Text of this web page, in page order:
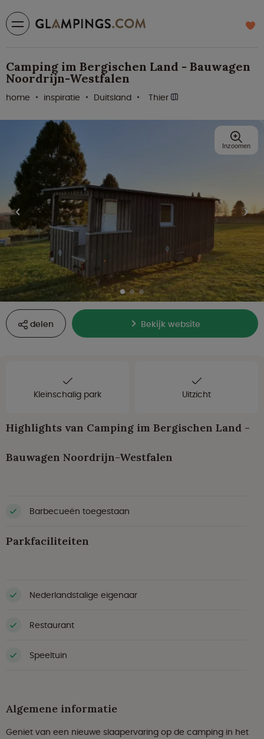
Camping im Bergischen Land - Bauwagen
Noordrijn-Westfalen
home inspiratie Duitsland Thier
delen Bekijk website
Inzoomen
Kleinschalig park Uitzicht
Highlights van Camping im Bergischen Land -
Bauwagen Noordrijn-Westfalen
Barbecueën toegestaan
Parkfaciliteiten
Nederlandstalige eigenaar
Restaurant
Speeltuin
Algemene informatie
Geniet van een nieuwe slaapervaring op de camping in het